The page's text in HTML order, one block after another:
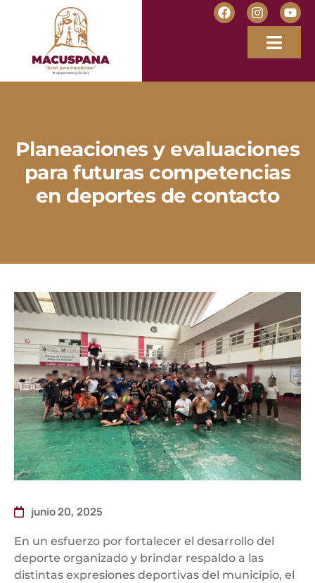
Planeaciones y evaluaciones
para futuras competencias
en deportes de contacto
junio 20, 2025
En un esfuerzo por fortalecer el desarrollo del
deporte organizado y brindar respaldo a las
distintas expresiones deportivas del municipio, el